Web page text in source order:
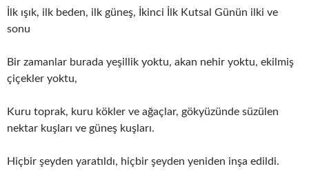
İlk ışık, ilk beden, ilk güneş, İkinci İlk Kutsal Günün ilki ve
sonu
Bir zamanlar burada yeşillik yoktu, akan nehir yoktu, ekilmiş
çiçekler yoktu,
Kuru toprak, kuru kökler ve ağaçlar, gökyüzünde süzülen
nektar kuşları ve güneş kuşları.
Hiçbir şeyden yaratıldı, hiçbir şeyden yeniden inşa edildi.